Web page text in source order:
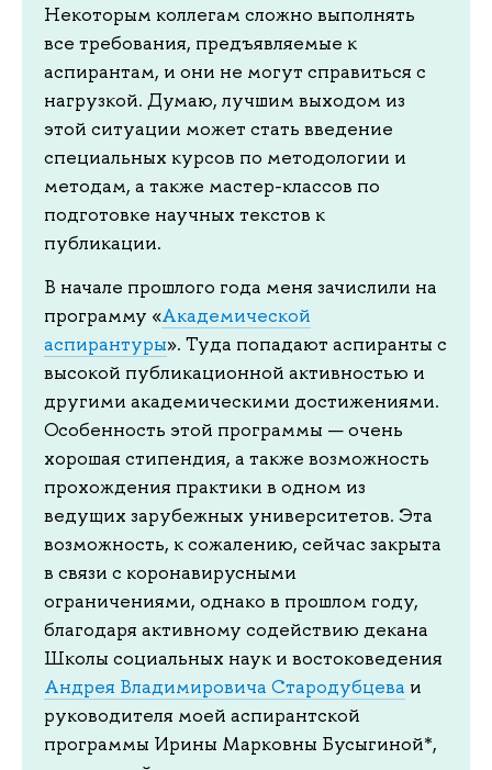
Некоторым коллегам сложно выполнять
все требования, предъявляемые к
аспирантам, и они не могут справиться с
нагрузкой. Думаю, лучшим выходом из
этой ситуации может стать введение
специальных курсов по методологии и
методам, а также мастер-классов по
подготовке научных текстов к
публикации.
В начале прошлого года меня зачислили на
программу «Академической
аспирантуры». Туда попадают аспиранты с
высокой публикационной активностью и
другими академическими достижениями.
Особенность этой программы — очень
хорошая стипендия, а также возможность
прохождения практики в одном из
ведущих зарубежных университетов. Эта
возможность, к сожалению, сейчас закрыта
в связи с коронавирусными
ограничениями, однако в прошлом году,
благодаря активному содействию декана
Школы социальных наук и востоковедения
Андрея Владимировича Стародубцева и
руководителя моей аспирантской
программы Ирины Марковны Бусыгиной*,